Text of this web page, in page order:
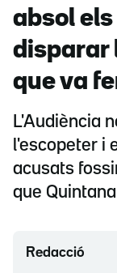
absol
disparar
que va
L'Audiència
l'escopeter i
acusats
que
Redacció